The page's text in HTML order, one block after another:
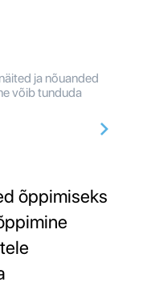
ja nõuanded
võib tunduda
õppimiseks